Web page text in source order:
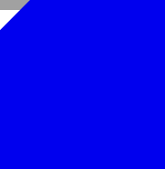
がんばります！
い。